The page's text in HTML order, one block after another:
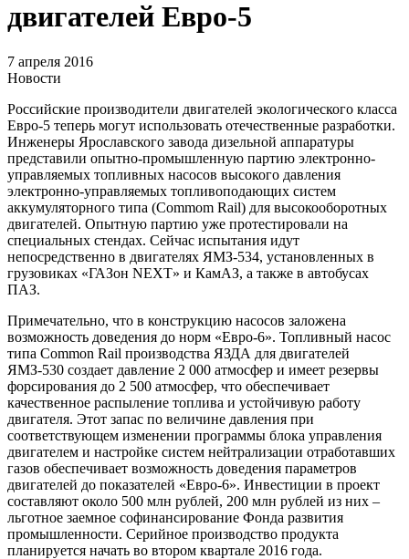
двигателей Евро-5
7 апреля 2016
Новости
Российские производители двигателей экологического класса
Евро-5 теперь могут использовать отечественные разработки.
Инженеры Ярославского завода дизельной аппаратуры
представили опытно-промышленную партию электронно-
управляемых топливных насосов высокого давления
электронно-управляемых топливоподающих систем
аккумуляторного типа (Commom Rail) для высокооборотных
двигателей. Опытную партию уже протестировали на
специальных стендах. Сейчас испытания идут
непосредственно в двигателях ЯМЗ-534, установленных в
грузовиках «ГАЗон NEXT» и КамАЗ, а также в автобусах
ПАЗ.
Примечательно, что в конструкцию насосов заложена
возможность доведения до норм «Евро-6». Топливный насос
типа Common Rail производства ЯЗДА для двигателей
ЯМЗ-530 создает давление 2 000 атмосфер и имеет резервы
форсирования до 2 500 атмосфер, что обеспечивает
качественное распыление топлива и устойчивую работу
двигателя. Этот запас по величине давления при
соответствующем изменении программы блока управления
двигателем и настройке систем нейтрализации отработавших
газов обеспечивает возможность доведения параметров
двигателей до показателей «Евро-6». Инвестиции в проект
составляют около 500 млн рублей, 200 млн рублей из них –
льготное заемное софинансирование Фонда развития
промышленности. Серийное производство продукта
планируется начать во втором квартале 2016 года.